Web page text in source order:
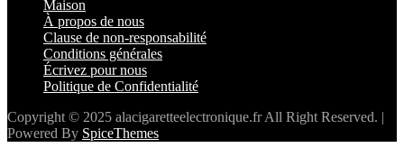
Maison
À propos de nous
Clause de non-responsabilité
Conditions générales
Écrivez pour nous
Politique de Confidentialité
Copyright © 2025 alacigaretteelectronique.fr All Right Reserved. |
Powered By SpiceThemes